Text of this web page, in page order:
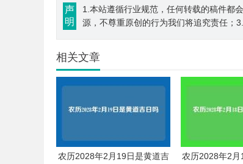
声
明
1.本站遵循行业规范，任何转载的稿件都
源，不尊重原创的行为我们将追究责任；
相关文章
农历2028年2月19日是黄道吉
农历2028年2